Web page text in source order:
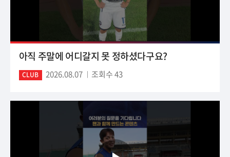
아직 주말에 어디갈지 못 정하셨다구요?
CLUB 2026.08.07 조회수 43